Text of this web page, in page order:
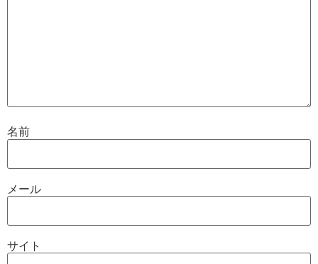
名前
メール
サイト